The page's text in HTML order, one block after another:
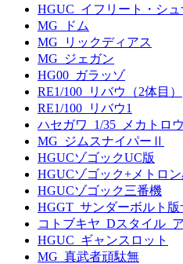
HGUC_イフリート・シュ
MG_ドム
MG_リックディアス
MG_ジェガン
HG00_ガラッゾ
RE1/100_リバウ（2体目）
RE1/100_リバウ1
ハセガワ_1/35_メカトロ
MG_ジムスナイパーⅡ
HGUCゾゴックUC版
HGUCゾゴック+メトロン
HGUCゾゴック三番機
HGGT_サンダーボルト
コトブキヤ_Dスタイル_
HGUC_ギャンスロット
MG_真武者頑駄無